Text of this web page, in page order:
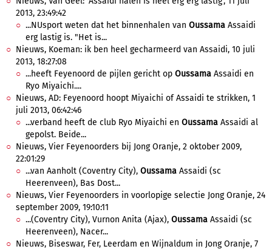
2013, 23:49:42
...NUsport weten dat het binnenhalen van Oussama Assaidi
erg lastig is. "Het is...
Nieuws, Koeman: ik ben heel gecharmeerd van Assaidi, 10 juli
2013, 18:27:08
...heeft Feyenoord de pijlen gericht op Oussama Assaidi en
Ryo Miyaichi....
Nieuws, AD: Feyenoord hoopt Miyaichi of Assaidi te strikken, 1
juli 2013, 06:42:46
...verband heeft de club Ryo Miyaichi en Oussama Assaidi al
gepolst. Beide...
Nieuws, Vier Feyenoorders bij Jong Oranje, 2 oktober 2009,
22:01:29
...van Aanholt (Coventry City), Oussama Assaidi (sc
Heerenveen), Bas Dost...
Nieuws, Vier Feyenoorders in voorlopige selectie Jong Oranje, 24
september 2009, 19:10:11
...(Coventry City), Vurnon Anita (Ajax), Oussama Assaidi (sc
Heerenveen), Nacer...
Nieuws, Biseswar, Fer, Leerdam en Wijnaldum in Jong Oranje, 7